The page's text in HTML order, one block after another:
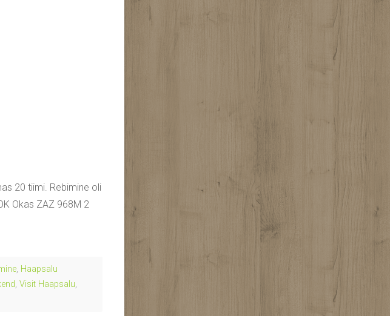
20 tiimi. Rebimine oli
Okas ZAZ 968M 2
, Haapsalu
, Visit Haapsalu,